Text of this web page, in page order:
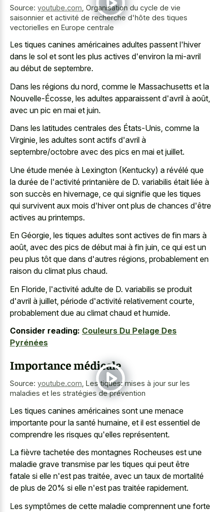
Source: youtube.com Organisation du cycle de vie
saisonnier et activité de recherche d'hôte des tiques
vectorielles en Europe centrale
Les tiques canines américaines adultes passent l'hiver
dans le sol et sont les plus actives d'environ la mi-avril
au début de septembre.
Dans les régions du nord, comme le Massachusetts et la
Nouvelle-Écosse, les adultes apparaissent d'avril à août,
avec un pic en mai et juin.
Dans les latitudes centrales des États-Unis, comme la
Virginie, les adultes sont actifs d'avril à
septembre/octobre avec des pics en mai et juillet.
Une étude menée à Lexington (Kentucky) a révélé que
la durée de l'activité printanière de D. variabilis était liée à
son succès en hivernage, ce qui signifie que les tiques
qui survivent aux mois d'hiver ont plus de chances d'être
actives au printemps.
En Géorgie, les tiques adultes sont actives de fin mars à
août, avec des pics de début mai à fin juin, ce qui est un
peu plus tôt que dans d'autres régions, probablement en
raison du climat plus chaud.
En Floride, l'activité adulte de D. variabilis se produit
d'avril à juillet, période d'activité relativement courte,
probablement due au climat chaud et humide.
Consider reading: Couleurs Du Pelage Des
Pyrénées
Importance médicale
Source: youtube.com, Les tiques: mises à jour sur les
maladies et les stratégies de prévention
Les tiques canines américaines sont une menace
importante pour la santé humaine, et il est essentiel de
comprendre les risques qu'elles représentent.
La fièvre tachetée des montagnes Rocheuses est une
maladie grave transmise par les tiques qui peut être
fatale si elle n'est pas traitée, avec un taux de mortalité
de plus de 20% si elle n'est pas traitée rapidement.
Les symptômes de cette maladie comprennent une forte